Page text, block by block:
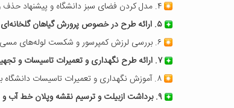
۵. ارائه طرح در خصوص پرورش گیاهان گلخانه‌ای در دانشگاه.
۷. ارائه طرح نگهداری و تعمیرات تاسیسات و تجهیزات دانشگاهی علی‌الخصوص کولرهای آبی و تجهیزات ورزشی دانشگاه.
۹. برداشت ازبیلت و ترسیم نقشه وپلان خط آب و پلاک‌گذاری.